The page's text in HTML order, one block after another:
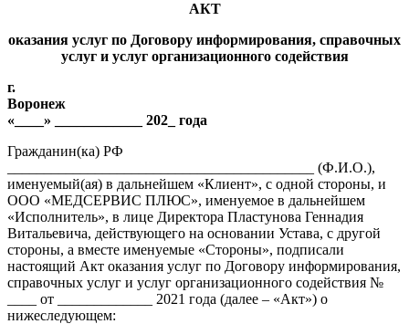
АКТ
оказания услуг по Договору информирования, справочных
услуг и услуг организационного содействия
г.
Воронеж
«____» ____________ 202_ года
Гражданин(ка) РФ
__________________________________________ (Ф.И.О.),
именуемый(ая) в дальнейшем «Клиент», с одной стороны, и
ООО «МЕДСЕРВИС ПЛЮС», именуемое в дальнейшем
«Исполнитель», в лице Директора Пластунова Геннадия
Витальевича, действующего на основании Устава, с другой
стороны, а вместе именуемые «Стороны», подписали
настоящий Акт оказания услуг по Договору информирования,
справочных услуг и услуг организационного содействия №
____ от _____________ 2021 года (далее – «Акт») о
нижеследующем: